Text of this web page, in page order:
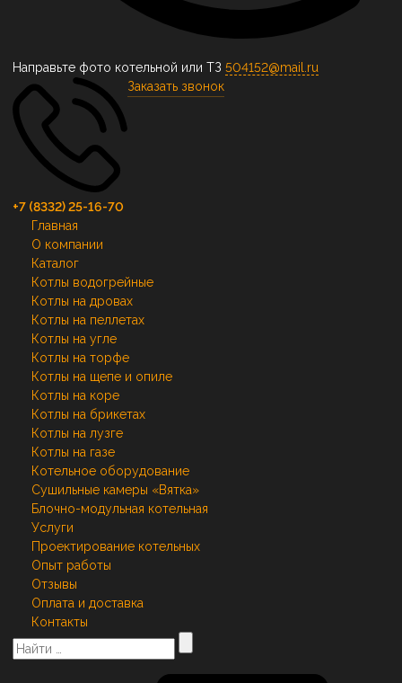
Направьте фото котельной или ТЗ 504152@mail.ru
+7 (8332) 25-16-70
Заказать звонок
Главная
О компании
Каталог
Котлы водогрейные
Котлы на дровах
Котлы на пеллетах
Котлы на угле
Котлы на торфе
Котлы на щепе и опиле
Котлы на коре
Котлы на брикетах
Котлы на лузге
Котлы на газе
Котельное оборудование
Сушильные камеры «Вятка»
Блочно-модульная котельная
Услуги
Проектирование котельных
Опыт работы
Отзывы
Оплата и доставка
Контакты